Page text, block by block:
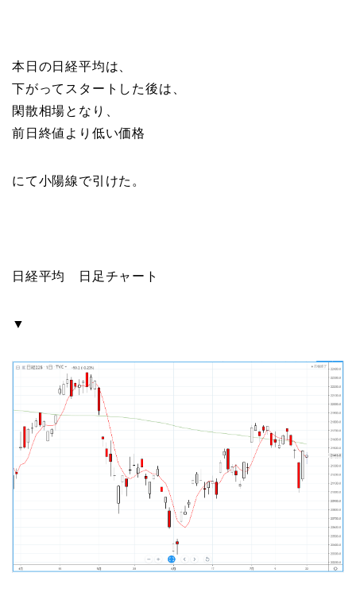
本日の日経平均は、
下がってスタートした後は、
閑散相場となり、
前日終値より低い価格
にて小陽線で引けた。
日経平均 日足チャート
▼